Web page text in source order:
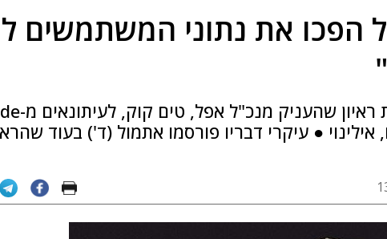
הפכו את נתוני המשתמשים
אילינוי ● עיקרי דבריו פורסמו אתמול (ד') בעוד